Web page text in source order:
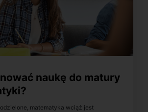
naukę do matury
matematyka wciąż jest